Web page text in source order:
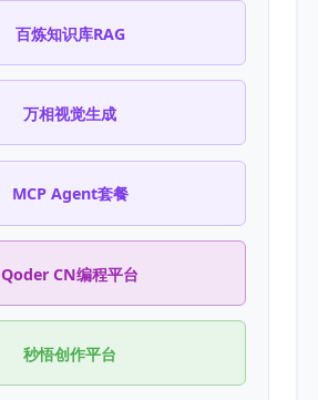
百炼知识库RAG
万相视觉生成
MCP Agent套餐
Qoder CN编程平台
秒悟创作平台